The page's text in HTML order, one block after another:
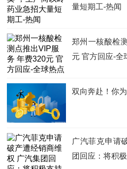
量短期工-热闻
郑州一核酸检
元 官方回应-全
双向奔赴！你
广汽菲克申请
团回应：将积